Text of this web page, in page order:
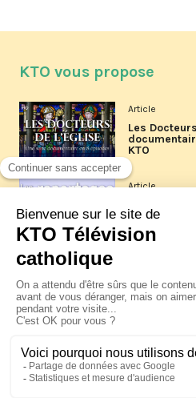
KTO vous propose
Article
Les
KTO
Article
Les
La visite
XIV à
jeudi 6 août
Le pape en
Pérou du 6